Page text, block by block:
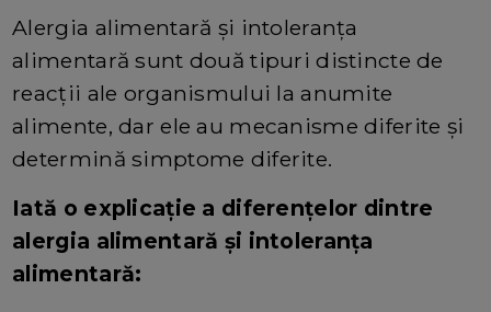
Alergia alimentară și intoleranța
alimentară sunt două tipuri distincte de
reacții ale organismului la anumite
alimente, dar ele au mecanisme diferite și
determină simptome diferite.
Iată o explicație a diferențelor dintre
alergia alimentară și intoleranța
alimentară: